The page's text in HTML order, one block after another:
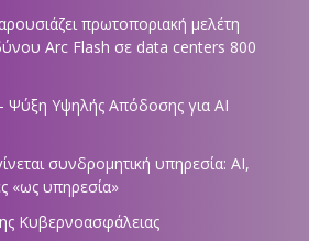
πρωτοποριακή μελέτη
Arc Flash σε data centers 800
Ψύξη Υψηλής Απόδοσης για AI
συνδρομητική υπηρεσία: AI,
«ως υπηρεσία»
Κυβερνοασφάλειας